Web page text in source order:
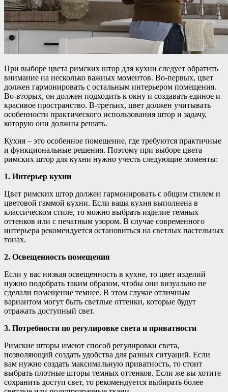
При выборе цвета римских штор для кухни следует обратить
внимание на несколько важных моментов. Во-первых, цвет
должен гармонировать с остальным интерьером помещения.
Во-вторых, он должен подходить к окну и создавать единое и
красивое пространство. В-третьих, цвет должен учитывать
особенности практического использования штор и задачу,
которую они должны решать.
Кухня – это особенное помещение, где требуются практичные
и функциональные решения. Поэтому при выборе цвета
римских штор для кухни нужно учесть следующие моменты:
1. Интерьер кухни
Цвет римских штор должен гармонировать с общим стилем и
цветовой гаммой кухни. Если ваша кухня выполнена в
классическом стиле, то можно выбрать изделие темных
оттенков или с печатным узором. В случае современного
интерьера рекомендуется остановиться на светлых пастельных
тонах.
2. Освещенность помещения
Если у вас низкая освещенность в кухне, то цвет изделий
нужно подобрать таким образом, чтобы они визуально не
сделали помещение темнее. В этом случае отличным
вариантом могут быть светлые оттенки, которые будут
отражать доступный свет.
3. Потребности по регулировке света и приватности
Римские шторы имеют способ регулировки света,
позволяющий создать удобства для разных ситуаций. Если
вам нужно создать максимальную приватность, то стоит
выбрать плотные шторы темных оттенков. Если же вы хотите
сохранить доступ свет, то рекомендуется выбирать более